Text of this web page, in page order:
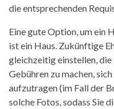
die entsprechenden
Eine gute Option, um ein
ist ein Haus. Zukünftige
gleichzeitig einstellen, die
Gebühren zu machen,
aufzutragen (im Fall der
solche Fotos, sodass Sie